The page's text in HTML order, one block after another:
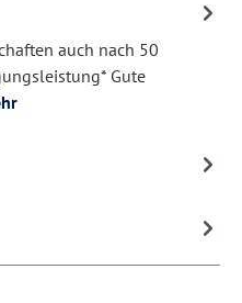
auch nach 50
Gute